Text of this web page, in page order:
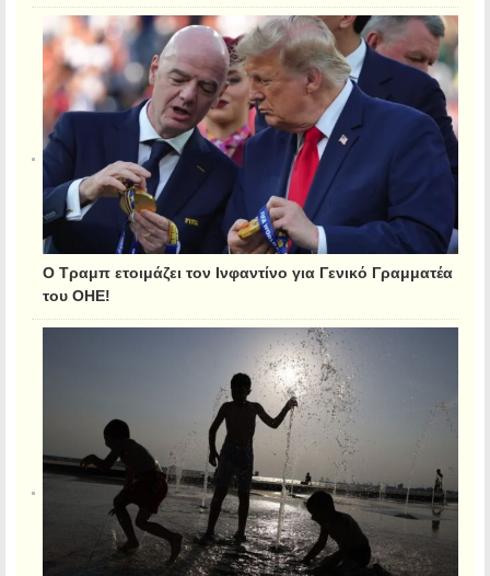
Ο Τραμπ ετοιμάζει τον Ινφαντίνο για Γενικό Γραμματέα
του ΟΗΕ!